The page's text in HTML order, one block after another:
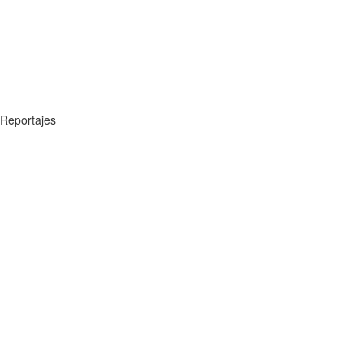
Reportajes